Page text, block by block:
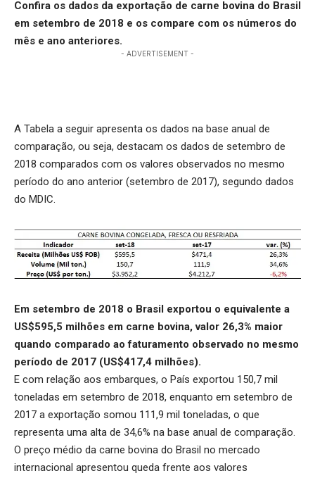
Confira os dados da exportação de carne bovina do Brasil
em setembro de 2018 e os compare com os números do
mês e ano anteriores.
- ADVERTISEMENT -
A Tabela a seguir apresenta os dados na base anual de
comparação, ou seja, destacam os dados de setembro de
2018 comparados com os valores observados no mesmo
período do ano anterior (setembro de 2017), segundo dados
do MDIC.
Em setembro de 2018 o Brasil exportou o equivalente a
US$595,5 milhões em carne bovina, valor 26,3% maior
quando comparado ao faturamento observado no mesmo
período de 2017 (US$417,4 milhões).
E com relação aos embarques, o País exportou 150,7 mil
toneladas em setembro de 2018, enquanto em setembro de
2017 a exportação somou 111,9 mil toneladas, o que
representa uma alta de 34,6% na base anual de comparação.
O preço médio da carne bovina do Brasil no mercado
internacional apresentou queda frente aos valores